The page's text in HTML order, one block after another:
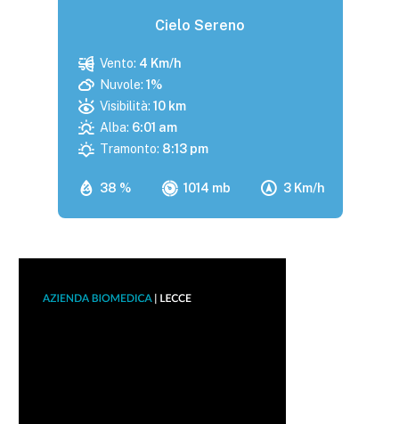
Cielo Sereno
38 % 1014 mb 3 Km/h
Vento: 4 Km/h
Nuvole: 1%
Visibilità: 10 km
Alba: 6:01 am
Tramonto: 8:13 pm